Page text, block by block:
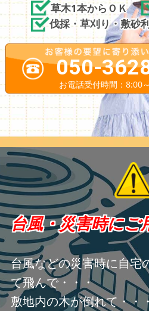
草木1本からＯＫ
伐採・草刈り・敷砂
050-
お電話受付時間：8:00
台風・災害時にご
台風などの災害時に自宅
て飛んで・・・
敷地内の木が倒れて・・